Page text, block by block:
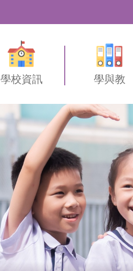
學校資訊 學與教